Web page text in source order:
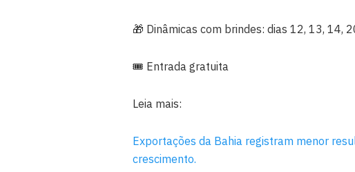
🎁 Dinâmicas com brindes: dias 12, 13, 14,
🎟️ Entrada gratuita
Leia mais:
Exportações da Bahia registram menor
crescimento.